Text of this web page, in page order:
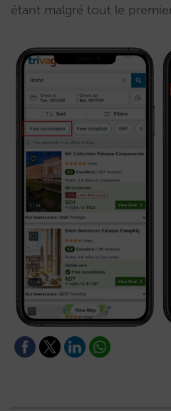
étant malgré tout le